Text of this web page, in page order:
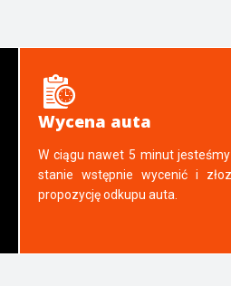
Wycena auta
W ciągu nawet 5 minut
stanie wstępnie wycenić i
propozycję odkupu auta.